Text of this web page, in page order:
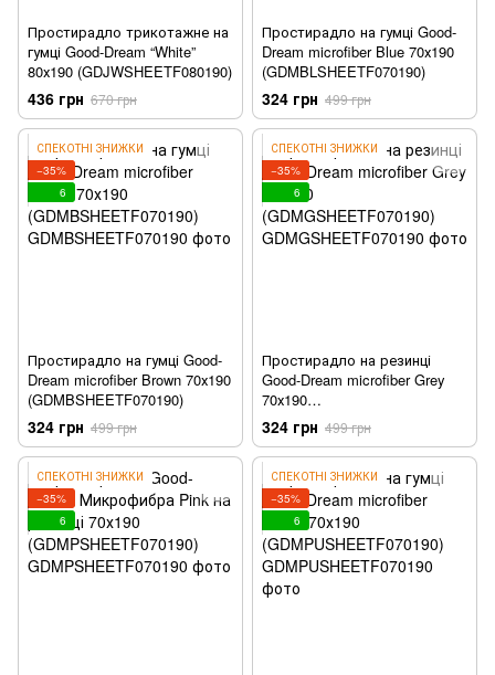
Простирадло трикотажне на
гумці Good-Dream “White”
80х190 (GDJWSHEETF080190)
436 грн 670 грн
Простирадло на гумці Good-
Dream microfiber Blue 70х190
(GDMBLSHEETF070190)
324 грн 499 грн
СПЕКОТНІ ЗНИЖКИ
−35%
6
Простирадло на гумці Good-
Dream microfiber Brown 70х190
(GDMBSHEETF070190)
324 грн 499 грн
СПЕКОТНІ ЗНИЖКИ
−35%
6
Простирадло на резинці
Good-Dream microfiber Grey
70х190
(GDMGSHEETF070190)
324 грн 499 грн
СПЕКОТНІ ЗНИЖКИ
−35%
6
СПЕКОТНІ ЗНИЖКИ
−35%
6